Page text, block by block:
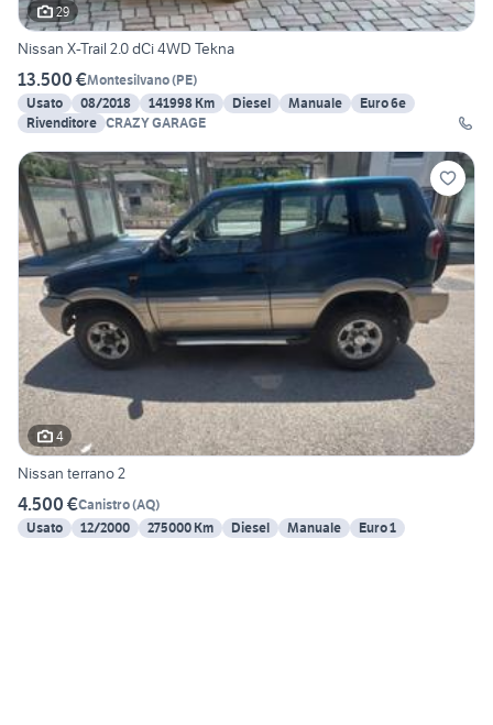
29
Nissan X-Trail 2.0 dCi 4WD Tekna
13.500 €Montesilvano(PE)
Usato
08/2018 141998 Km Diesel Manuale
Euro 6e
Rivenditore CRAZY GARAGE
4
Nissan terrano 2
4.500 €Canistro(AQ)
Usato
12/2000 275000 Km Diesel Manuale Euro 1